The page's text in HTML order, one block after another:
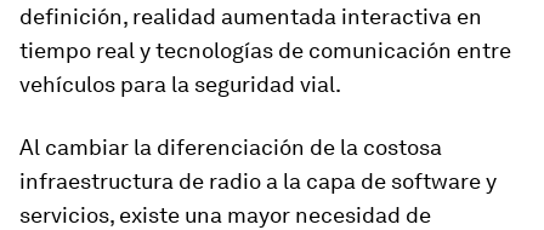
definición, realidad aumentada interactiva en
tiempo real y tecnologías de comunicación entre
vehículos para la seguridad vial.
Al cambiar la diferenciación de la costosa
infraestructura de radio a la capa de software y
servicios, existe una mayor necesidad de